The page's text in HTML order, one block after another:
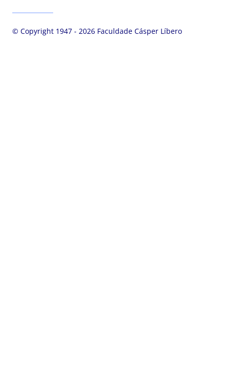
© Copyright 1947 - 2026 Faculdade Cásper Líbero